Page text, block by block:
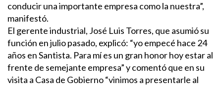
conducir una importante empresa como la nuestra”,
manifestó.
El gerente industrial, José Luis Torres, que asumió su
función en julio pasado, explicó: “yo empecé hace 24
años en Santista. Para mí es un gran honor hoy estar al
frente de semejante empresa” y comentó que en su
visita a Casa de Gobierno “vinimos a presentarle al